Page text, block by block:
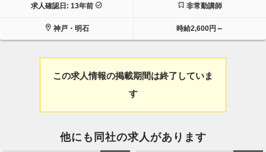
求人確認日: 13年前 非常勤講師
神戸・明石 時給2,600円～
この求人情報の掲載期間は終了していま
す
他にも同社の求人があります